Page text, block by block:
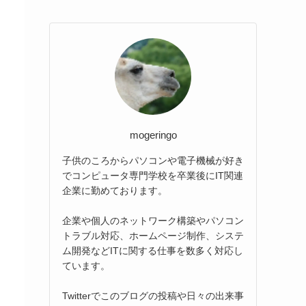
mogeringo
子供のころからパソコンや電子機械が好き
でコンピュータ専門学校を卒業後にIT関連
企業に勤めております。
企業や個人のネットワーク構築やパソコン
トラブル対応、ホームページ制作、システ
ム開発などITに関する仕事を数多く対応し
ています。
Twitterでこのブログの投稿や日々の出来事